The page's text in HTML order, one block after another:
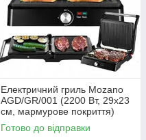
Електричний гриль Mozano
AGD/GR/001 (2200 Вт, 29x23
см, мармурове покриття)
Готово до відправки